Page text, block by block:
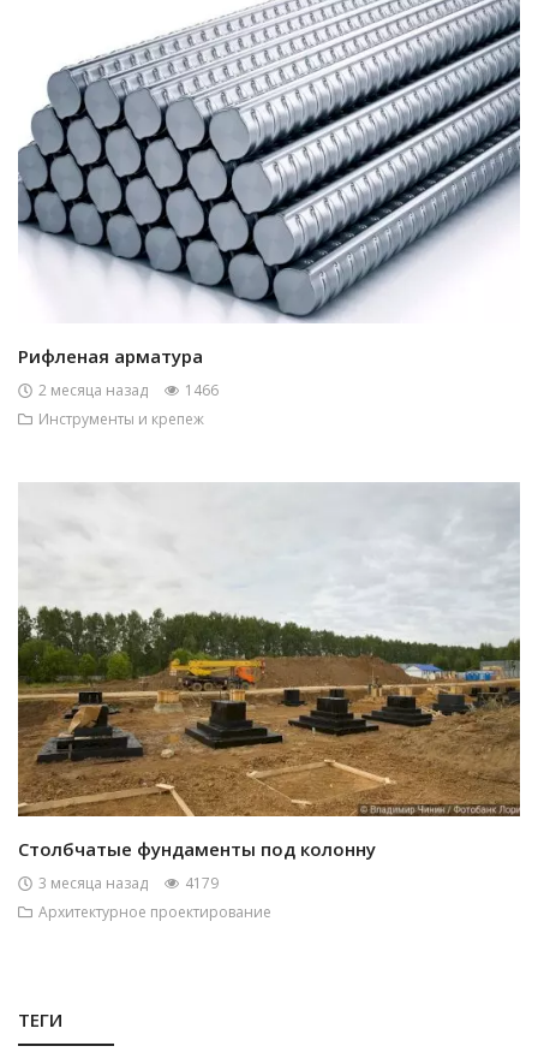
Рифленая арматура
2 месяца назад
1466
Инструменты и крепеж
Столбчатые фундаменты под колонну
3 месяца назад
4179
Архитектурное проектирование
ТЕГИ